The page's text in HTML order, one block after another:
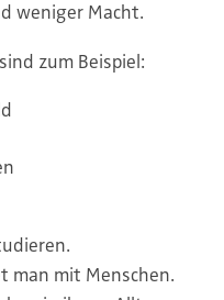
weniger Macht.
zum Beispiel:
man mit Menschen.